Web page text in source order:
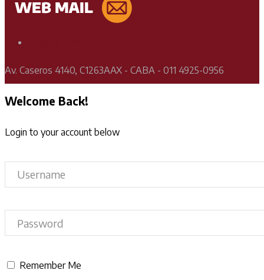
Av. Caseros 4140, C1263AAX - CABA - 011 4925-0956
Welcome Back!
Login to your account below
Remember Me